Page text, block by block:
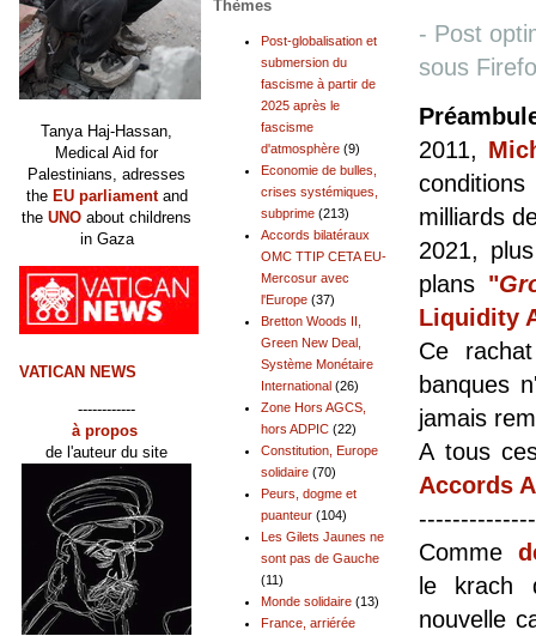
- Post
sous
2011,
milliards
2021,
plans "
Liquidity
Ce
banques
jamais
A tous
Accords
Comme
le krach
nouvelle
Thèmes
Post-globalisation et
submersion du
fascisme à partir de
2025 après le
fascisme
d'atmosphère (9)
Economie de bulles,
crises systémiques,
subprime (213)
Accords bilatéraux
OMC TTIP CETA EU-
Mercosur avec
l'Europe (37)
Bretton Woods II,
Green New Deal,
Système Monétaire
International (26)
Zone Hors AGCS,
hors ADPIC (22)
Constitution, Europe
solidaire (70)
Peurs, dogme et
puanteur (104)
Les Gilets Jaunes ne
sont pas de Gauche
(11)
Monde solidaire (13)
France, arriérée
Tanya Haj-Hassan,
Medical Aid for
Palestinians, adresses
the EU parliamentand
the UNO about childrens
in Gaza
VATICAN NEWS
------------
à propos
de l'auteur du site